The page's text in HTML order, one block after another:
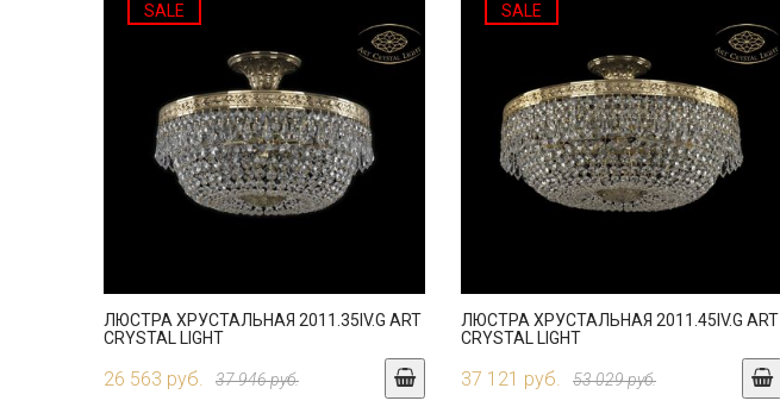
SALE
ЛЮСТРА ХРУСТАЛЬНАЯ 2011.35IV.G ART
CRYSTAL LIGHT
26 563 руб. 37 946 руб.
SALE
ЛЮСТРА ХРУСТАЛЬНАЯ 2011.45IV.G ART
CRYSTAL LIGHT
37 121 руб. 53 029 руб.